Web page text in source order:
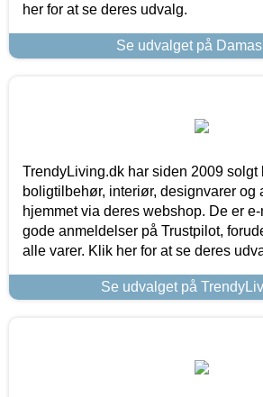
her for at se deres udvalg.
Se udvalget på
TrendyLiving.dk har siden 2009 solgt
boligtilbehør, interiør, designvarer og
hjemmet via deres webshop. De er
gode anmeldelser på Trustpilot,
alle varer. Klik her for at se deres
Se udvalget på